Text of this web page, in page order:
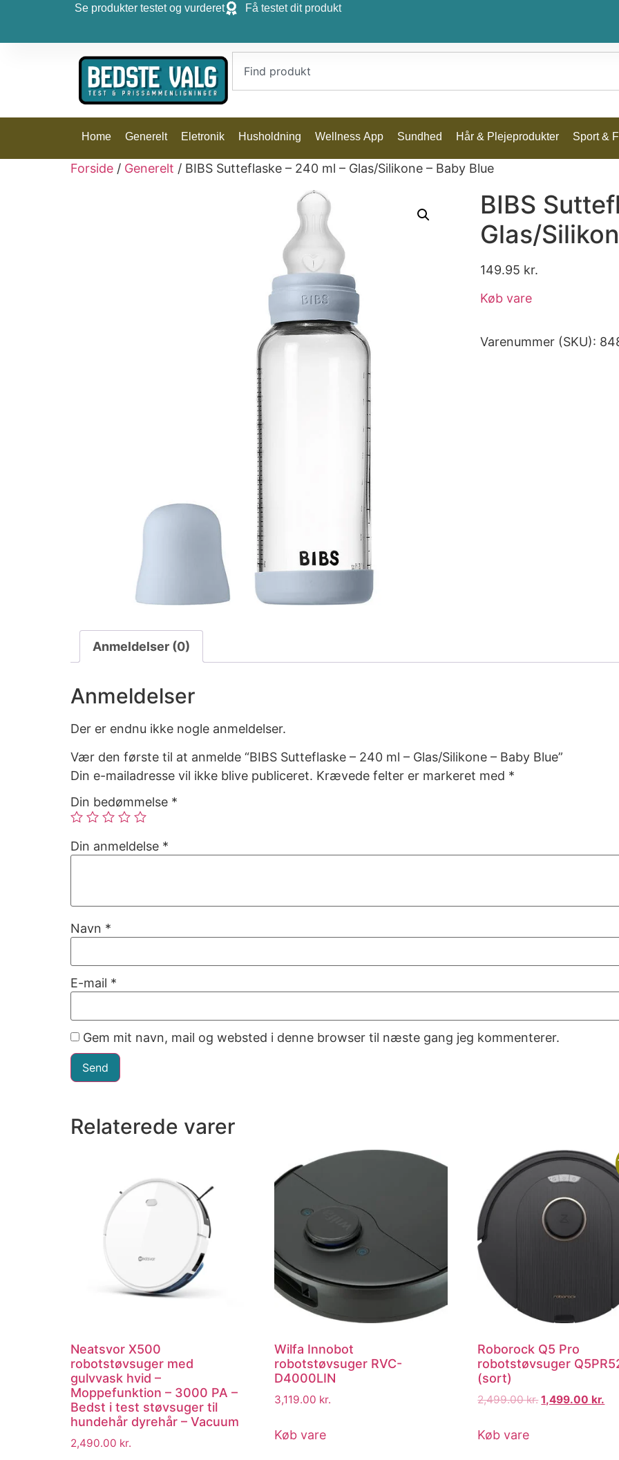
Se produkter testet og vurderet Få testet dit produkt
Home Generelt Eletronik Husholdning Wellness App Sundhed Hår & Plejeprodukter Sport &
Forside / Generelt / BIBS Sutteflaske – 240 ml – Glas/Silikone – Baby Blue
BIBS
Glas/
149.95 kr.
Køb vare
Varenummer (SKU):
Anmeldelser (0)
Anmeldelser
Der er endnu ikke nogle anmeldelser.
Vær den første til at anmelde “BIBS Sutteflaske – 240 ml – Glas/Silikone – Baby Blue”
Din e-mailadresse vil ikke blive publiceret. Krævede felter er markeret med *
Din bedømmelse *
Din anmeldelse *
Navn *
E-mail *
Gem mit navn, mail og websted i denne browser til næste gang jeg kommenterer.
Relaterede varer
Neatsvor X500
robotstøvsuger med
gulvvask hvid –
Moppefunktion – 3000 PA –
Bedst i test støvsuger til
hundehår dyrehår – Vacuum
2,490.00 kr.
Wilfa Innobot
robotstøvsuger RVC-
D4000LIN
3,119.00 kr.
Køb vare
Roborock Q5 Pro
robotstøvsuger
(sort)
2,499.00kr. 1,499.00 kr.
Køb vare